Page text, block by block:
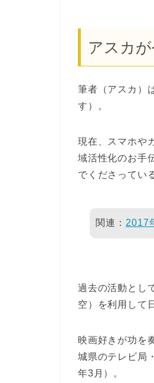
アスカ
筆者（アスカ）
す）。
現在、スマホや
域活性化のお手
でくださってい
関連： 2017
過去の活動とし
空）を利用して
映画好きが功を
城県のテレビ局
年3月）。